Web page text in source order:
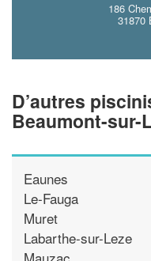
186
31870
D’autres
Beaumont-sur-
Eaunes
Le-Fauga
Muret
Labarthe-sur-Leze
Mauzac